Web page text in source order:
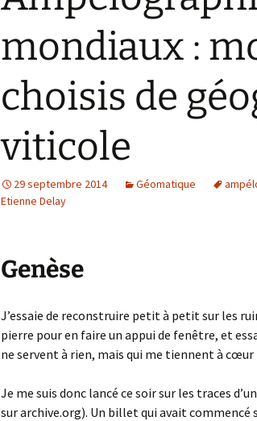
mondiaux :
choisis de
viticole
29 septembre 2014 Géomatique
Etienne Delay
Genèse
J’essaie de reconstruire petit à petit sur les
pierre pour en faire un appui de fenêtre, et
ne servent à rien, mais qui me tiennent à
Je me suis donc lancé ce soir sur les traces
sur archive.org). Un billet qui avait commencé